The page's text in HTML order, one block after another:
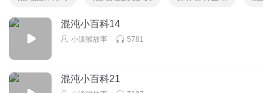
混沌小百科14
小泼猴故事 5781
混沌小百科21